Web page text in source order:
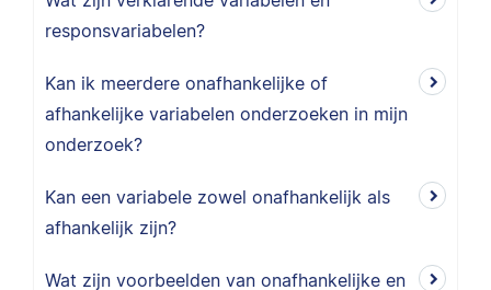
responsvariabelen?
Kan ik meerdere onafhankelijke of
afhankelijke variabelen onderzoeken in mijn
onderzoek?
Kan een variabele zowel onafhankelijk als
afhankelijk zijn?
Wat zijn voorbeelden van onafhankelijke en